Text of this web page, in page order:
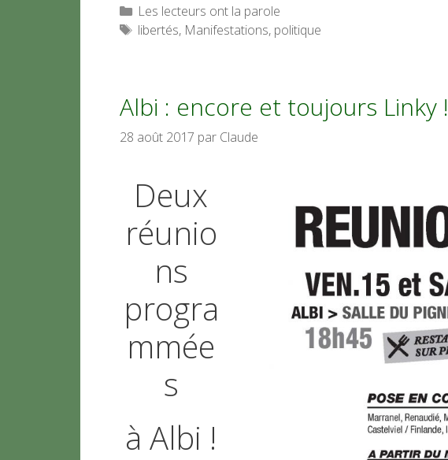
Catégories
Les lecteurs ont la parole
Étiquettes
libertés, Manifestations, politique
Albi : encore et toujours Linky !
28 août 2017 par Claude
Deux
réunio
ns
progra
mmée
s
à Albi !